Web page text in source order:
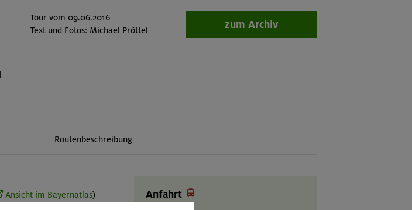
Tour vom 09.06.2016
Text und Fotos: Michael Pröttel
zum Archiv
Routenbeschreibung
Ansicht im Bayernatlas)
Anfahrt 